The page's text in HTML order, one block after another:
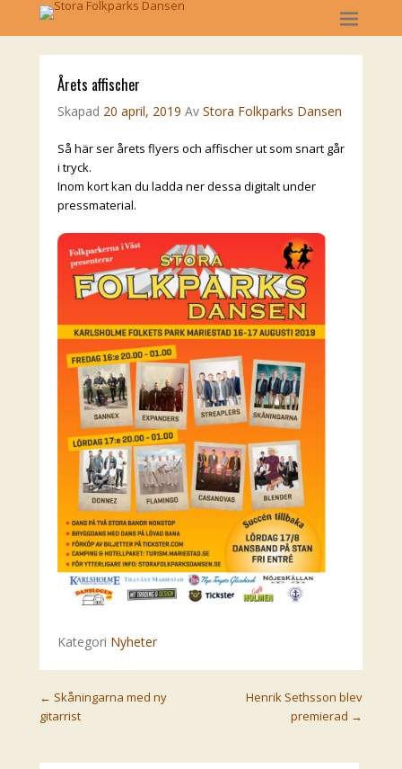
Årets affischer
Skapad 20 april, 2019 Av Stora Folkparks Dansen
Så här ser årets flyers och affischer ut som snart går
i tryck.
Inom kort kan du ladda ner dessa digitalt under
pressmaterial.
Kategori Nyheter
Post navigation
← Skåningarna med ny
gitarrist
Henrik Sethsson blev
premierad →